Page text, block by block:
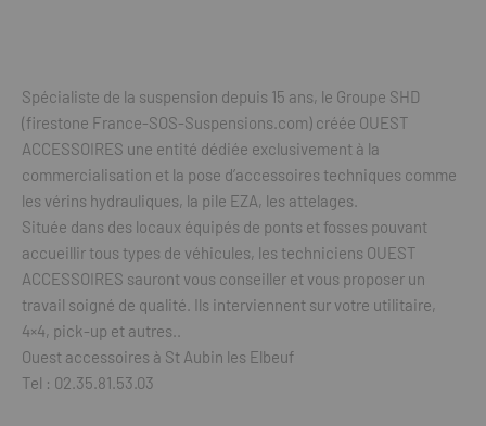
Spécialiste de la suspension depuis 15 ans, le Groupe SHD
(firestone France-SOS-Suspensions.com) créée OUEST
ACCESSOIRES une entité dédiée exclusivement à la
commercialisation et la pose d’accessoires techniques comme
les vérins hydrauliques, la pile EZA, les attelages.
Située dans des locaux équipés de ponts et fosses pouvant
accueillir tous types de véhicules, les techniciens OUEST
ACCESSOIRES sauront vous conseiller et vous proposer un
travail soigné de qualité. Ils interviennent sur votre utilitaire,
4×4, pick-up et autres..
Ouest accessoires à St Aubin les Elbeuf
Tel : 02.35.81.53.03